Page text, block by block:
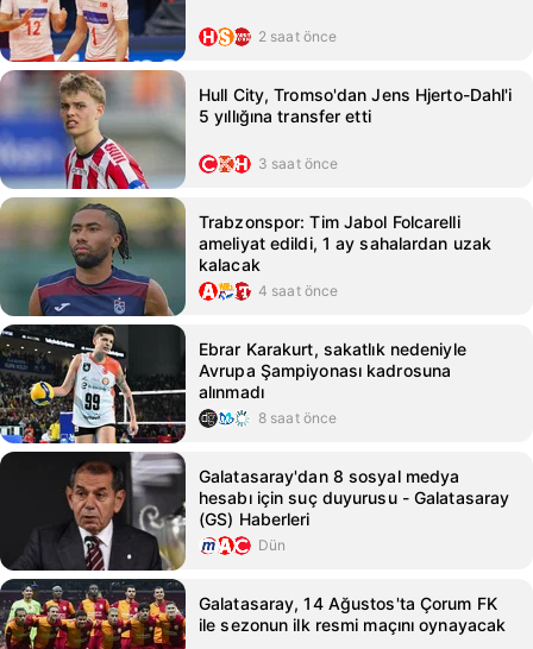
2 saat önce
Hull City, Tromso'dan Jens Hjerto-Dahl'i
5 yıllığına transfer etti
3 saat önce
Trabzonspor: Tim Jabol Folcarelli
ameliyat edildi, 1 ay sahalardan uzak
kalacak
4 saat önce
Ebrar Karakurt, sakatlık nedeniyle
Avrupa Şampiyonası kadrosuna
alınmadı
8 saat önce
Galatasaray'dan 8 sosyal medya
hesabı için suç duyurusu - Galatasaray
(GS) Haberleri
Dün
Galatasaray, 14 Ağustos'ta Çorum FK
ile sezonun ilk resmi maçını oynayacak